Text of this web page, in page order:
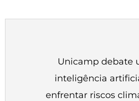
Unicamp debate
inteligência
enfrentar riscos